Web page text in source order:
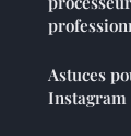
Astuces